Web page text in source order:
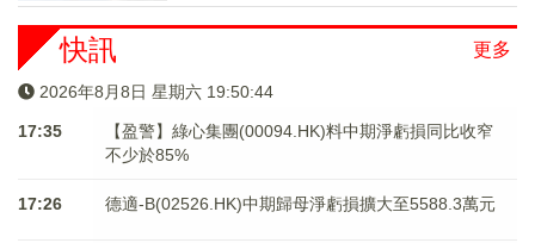
更多
快訊
2026年8月8日 星期六 19:50:44
17:35
【盈警】綠心集團(00094.HK)料中期淨虧損同比收窄
不少於85%
17:26 德適-B(02526.HK)中期歸母淨虧損擴大至5588.3萬元